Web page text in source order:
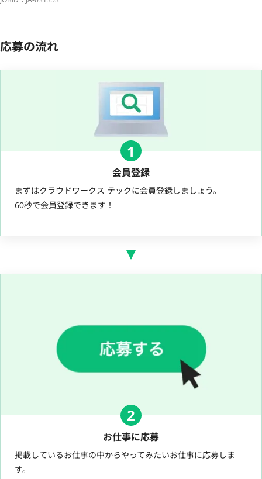
応募の流れ
1
会員登録
まずはクラウドワークス テックに会員登録しましょう。
60秒で会員登録できます！
2
お仕事に応募
掲載しているお仕事の中からやってみたいお仕事に応募しま
す。